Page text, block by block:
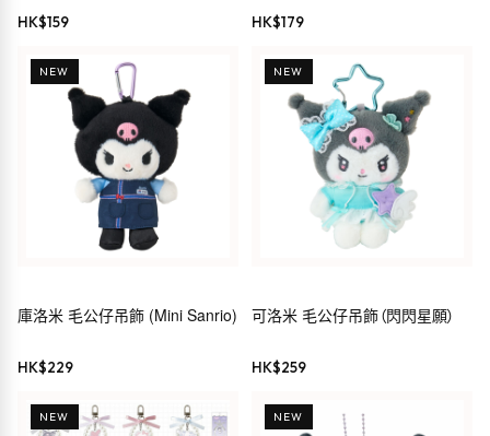
Kuromi
HK$159 HK$179
NEW
庫洛米 毛公仔吊飾 (Mini Sanrio)
HK$229
NEW
可洛米 毛公仔吊飾（閃閃星願）
HK$259
NEW NEW